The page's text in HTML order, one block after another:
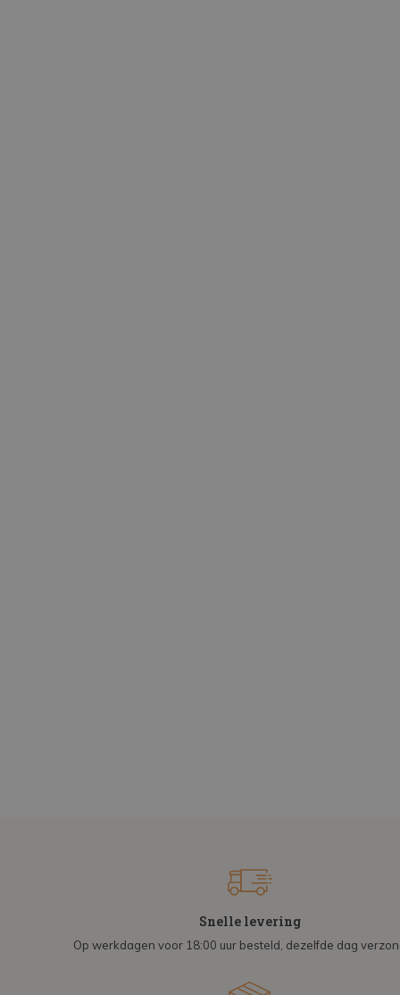
Snelle levering
Op werkdagen voor 18:00 uur besteld, dezelfde dag